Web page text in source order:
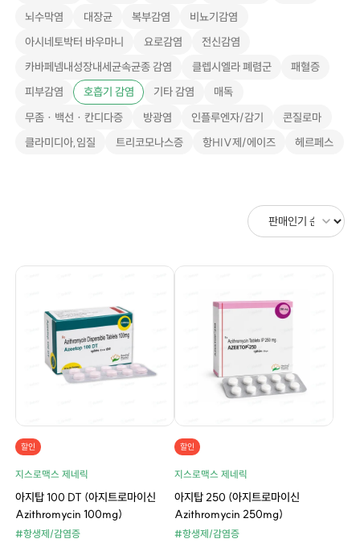
뇌수막염
대장균 복부감염
비뇨기감염
아시네토박터 바우마니
요로감염
전신감염
카바페넴내성장내세균속균종 감염
클렙시엘라 폐렴군
패혈증
피부감염
호흡기 감염 기타 감염
매독
무좀 · 백선 · 칸디다증
방광염 인플루엔자/감기
콘질로마
클라미디아,임질
트리코모나스증 항HIV제/에이즈 헤르페스
할인
지스로맥스 제네릭
아지탑 100 DT (아지트로마이신
Azithromycin 100mg)
#항생제/감염증
할인
지스로맥스 제네릭
아지탑 250 (아지트로마이신
Azithromycin 250mg)
#항생제/감염증